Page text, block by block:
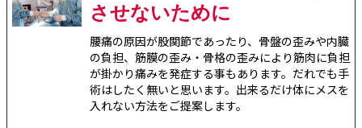
させないために
腰痛の原因が股関節であったり、骨盤の歪みや内臓
の負担、筋膜の歪み・骨格の歪みにより筋肉に負担
が掛かり痛みを発症する事もあります。だれでも手
術はしたく無いと思います。出来るだけ体にメスを
入れない方法をご提案します。